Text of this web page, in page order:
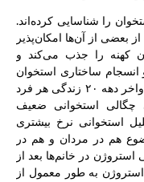
را شناسایی کرده‌اند.
بعضی از آن‌ها امکان‌پذیر
کهنه را جذب می‌کند و
ساختاری استخوان
تولید می‌کند. بیشترین چگالی استخوانی در اواخر دهه ۲۰ زندگی هر فرد
و در حدود ۳۵ سالگی چگالی استخوانی ضعیف
استخوانی نرخ بیشتری
هم در مردان و هم در
استروژن در خانم‌ها بعد از
به طور معمول از